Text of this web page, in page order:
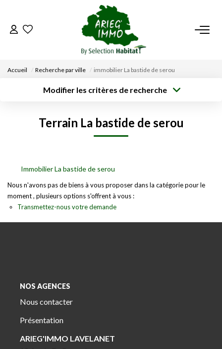
ACCUEIL
DÉPOSEZ VOTRE RECHERCHE
NOUS REJOINDRE
CONTACT
EN
Accueil Recherche par ville immobilier La bastide de serou
Modifier les critères de recherche
Type de bienTerrain La bastide de serou
Immobilier La bastide de serou
Nous n'avons pas de biens à vous proposer dans la catégorie pour le
moment , plusieurs options s'offrent à vous :
Transmettez-nous votre demande
NOS AGENCES
Nous contacter
Présentation
ARIEG'IMMO LAVELANET